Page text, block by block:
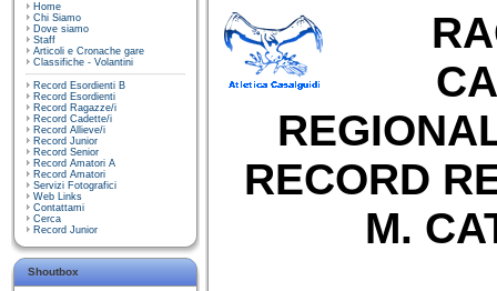
Home
Chi Siamo
Dove siamo
Staff
Articoli e Cronache gare
Classifiche - Volantini
Record Esordienti B
Record Esordienti
Record Ragazze/i
Record Cadette/i
Record Allieve/i
Record Junior
Record Senior
Record Amatori A
Record Amatori
Servizi Fotografici
Web Links
Contattami
Cerca
Record Junior
Shoutbox
RECORD
M.